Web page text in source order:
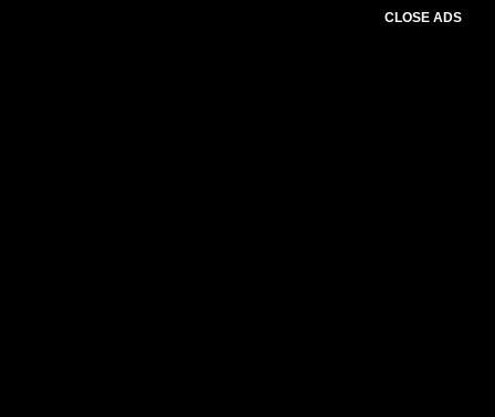
CLOSE ADS